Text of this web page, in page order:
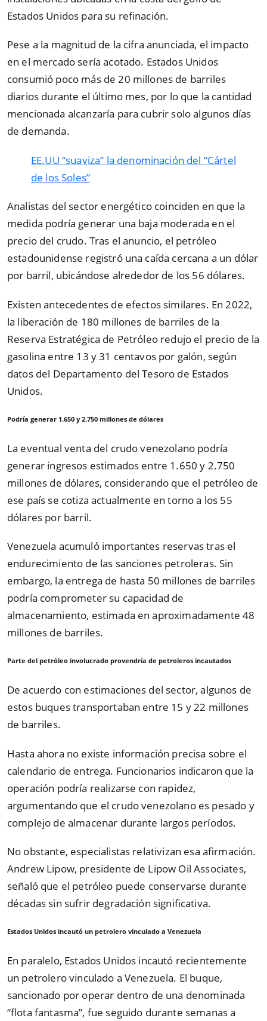
Estados Unidos para su refinación.
Pese a la magnitud de la cifra anunciada, el impacto
en el mercado sería acotado. Estados Unidos
consumió poco más de 20 millones de barriles
diarios durante el último mes, por lo que la cantidad
mencionada alcanzaría para cubrir solo algunos días
de demanda.
EE.UU “suaviza” la denominación del “Cártel
de los Soles”
Analistas del sector energético coinciden en que la
medida podría generar una baja moderada en el
precio del crudo. Tras el anuncio, el petróleo
estadounidense registró una caída cercana a un dólar
por barril, ubicándose alrededor de los 56 dólares.
Existen antecedentes de efectos similares. En 2022,
la liberación de 180 millones de barriles de la
Reserva Estratégica de Petróleo redujo el precio de la
gasolina entre 13 y 31 centavos por galón, según
datos del Departamento del Tesoro de Estados
Unidos.
Podría generar 1.650 y 2.750 millones de dólares
La eventual venta del crudo venezolano podría
generar ingresos estimados entre 1.650 y 2.750
millones de dólares, considerando que el petróleo de
ese país se cotiza actualmente en torno a los 55
dólares por barril.
Venezuela acumuló importantes reservas tras el
endurecimiento de las sanciones petroleras. Sin
embargo, la entrega de hasta 50 millones de barriles
podría comprometer su capacidad de
almacenamiento, estimada en aproximadamente 48
millones de barriles.
Parte del petróleo involucrado provendría de petroleros incautados
De acuerdo con estimaciones del sector, algunos de
estos buques transportaban entre 15 y 22 millones
de barriles.
Hasta ahora no existe información precisa sobre el
calendario de entrega. Funcionarios indicaron que la
operación podría realizarse con rapidez,
argumentando que el crudo venezolano es pesado y
complejo de almacenar durante largos períodos.
No obstante, especialistas relativizan esa afirmación.
Andrew Lipow, presidente de Lipow Oil Associates,
señaló que el petróleo puede conservarse durante
décadas sin sufrir degradación significativa.
Estados Unidos incautó un petrolero vinculado a Venezuela
En paralelo, Estados Unidos incautó recientemente
un petrolero vinculado a Venezuela. El buque,
sancionado por operar dentro de una denominada
“flota fantasma”, fue seguido durante semanas a